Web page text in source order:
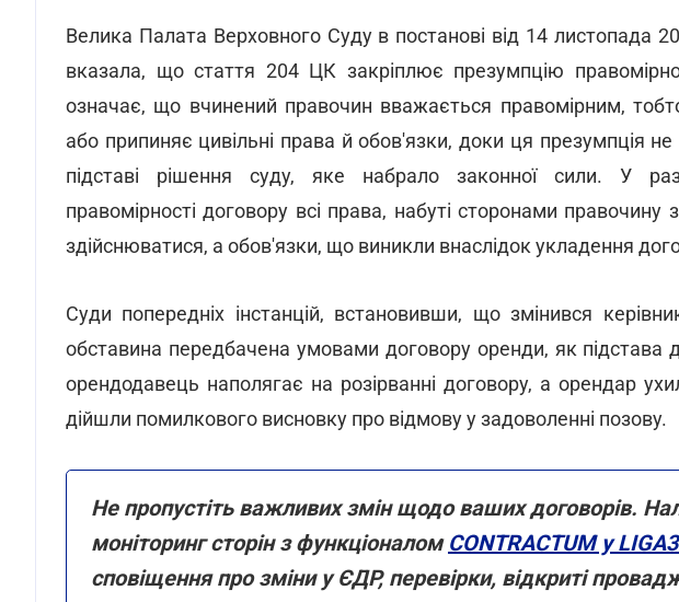
Велика Палата Верховного Суду в постанові від 14 листопада
вказала, що стаття 204 ЦК закріплює презумпцію
означає, що вчинений правочин вважається правомірним,
або припиняє цивільні права й обов'язки, доки ця презумпція
підставі рішення суду, яке набрало законної сили. У
правомірності договору всі права, набуті сторонами
здійснюватися, а обов'язки, що виникли внаслідок укладення
Суди попередніх інстанцій, встановивши, що змінився
обставина передбачена умовами договору оренди, як підстава
орендодавець наполягає на розірванні договору, а орендар
дійшли помилкового висновку про відмову у задоволенні позову.
Не пропустіть важливих змін щодо ваших договорів.
моніторинг сторін з функціоналом CONTRACTUM у
сповіщення про зміни у ЄДР, перевірки, відкриті